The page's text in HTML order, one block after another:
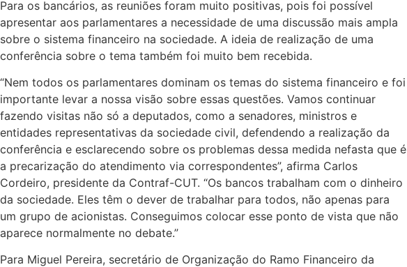
Para os bancários, as reuniões foram muito positivas, pois foi possível
apresentar aos parlamentares a necessidade de uma discussão mais ampla
sobre o sistema financeiro na sociedade. A ideia de realização de uma
conferência sobre o tema também foi muito bem recebida.
“Nem todos os parlamentares dominam os temas do sistema financeiro e foi
importante levar a nossa visão sobre essas questões. Vamos continuar
fazendo visitas não só a deputados, como a senadores, ministros e
entidades representativas da sociedade civil, defendendo a realização da
conferência e esclarecendo sobre os problemas dessa medida nefasta que é
a precarização do atendimento via correspondentes”, afirma Carlos
Cordeiro, presidente da Contraf-CUT. “Os bancos trabalham com o dinheiro
da sociedade. Eles têm o dever de trabalhar para todos, não apenas para
um grupo de acionistas. Conseguimos colocar esse ponto de vista que não
aparece normalmente no debate.”
Para Miguel Pereira, secretário de Organização do Ramo Financeiro da